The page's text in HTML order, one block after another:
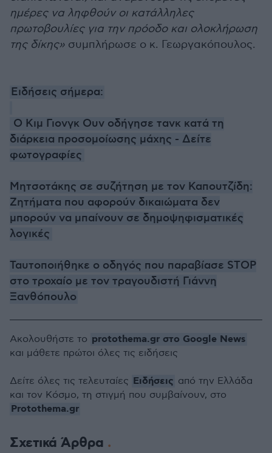
ημέρες να ληφθούν οι κατάλληλες
πρωτοβουλίες για την πρόοδο και ολοκλήρωση
της δίκης» συμπλήρωσε ο κ. Γεωργακόπουλος.
Ειδήσεις σήμερα:
O Κιμ Γιονγκ Ουν οδήγησε τανκ κατά τη
διάρκεια προσομοίωσης μάχης - Δείτε
φωτογραφίες
Μητσοτάκης σε συζήτηση με τον Καπουτζίδη:
Ζητήματα που αφορούν δικαιώματα δεν
μπορούν να μπαίνουν σε δημοψηφισματικές
λογικές
Ταυτοποιήθηκε ο οδηγός που παραβίασε STOP
στο τροχαίο με τον τραγουδιστή Γιάννη
Ξανθόπουλο
Σχετικά Άρθρα
Ακολουθήστε το protothema.gr στο Google News
και μάθετε πρώτοι όλες τις ειδήσεις
Δείτε όλες τις τελευταίες Ειδήσεις από την Ελλάδα
και τον Κόσμο, τη στιγμή που συμβαίνουν, στο
Protothema.gr